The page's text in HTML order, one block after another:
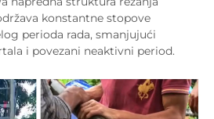
konstantne stopove
perioda rada, smanjujući
i povezani neaktivni period.